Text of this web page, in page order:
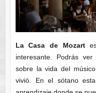
La Casa de Mozartes
interesante. Podrás
sobre la vida del
vivió. En el sótano